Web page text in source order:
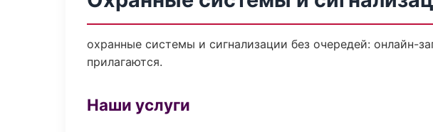
охранные системы и сигнализации без очередей: онлайн-
прилагаются.
Наши услуги